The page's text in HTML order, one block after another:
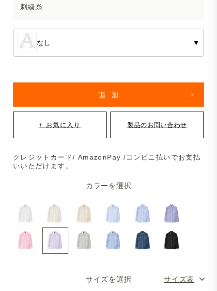
刺繍糸
なし ▼
カラーを選択
サイズを選択 サイズ表
クレジットカード/ AmazonPay /コンビニ払いでお支払
いいただけます。